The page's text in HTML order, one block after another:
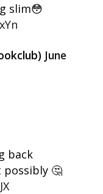
slim😳
June
back
🤔